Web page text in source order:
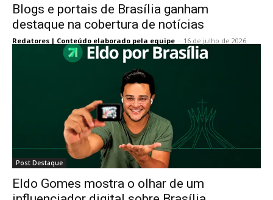
Blogs e portais de Brasília ganham
destaque na cobertura de notícias
Redatores | Conteúdo elaborado pela equipe - 16 de julho de 2026
Post Destaque
Eldo Gomes mostra o olhar de um